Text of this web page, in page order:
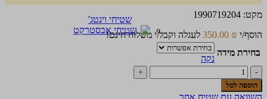
שטיחי וינטג'
מקט: 1990719204
הוסף/י
350.00 ₪
לעגלה וקבל/י משלוח חינם!
בחירת מידה
נקה
כמות
של
שטיח
הוספה לסל
השוואה עם שטיח אחר